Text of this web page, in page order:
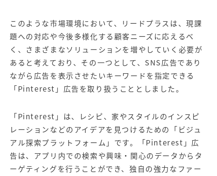
このような市場環境において、リードプラスは、現課
題への対応や今後多様化する顧客ニーズに応えるべ
く、さまざまなソリューションを増やしていく必要が
あると考えており、その一つとして、SNS広告であり
ながら広告を表示させたいキーワードを指定できる
「Pinterest」広告を取り扱うこととしました。
「Pinterest」は、レシピ、家やスタイルのインスピ
レーションなどのアイデアを見つけるための「ビジュ
アル探索プラットフォーム」です。「Pinterest」広
告は、アプリ内での検索や興味・関心のデータからタ
ーゲティングを行うことができ、独自の強力なファー